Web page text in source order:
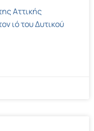
Αττικής
ιό του Δυτικού